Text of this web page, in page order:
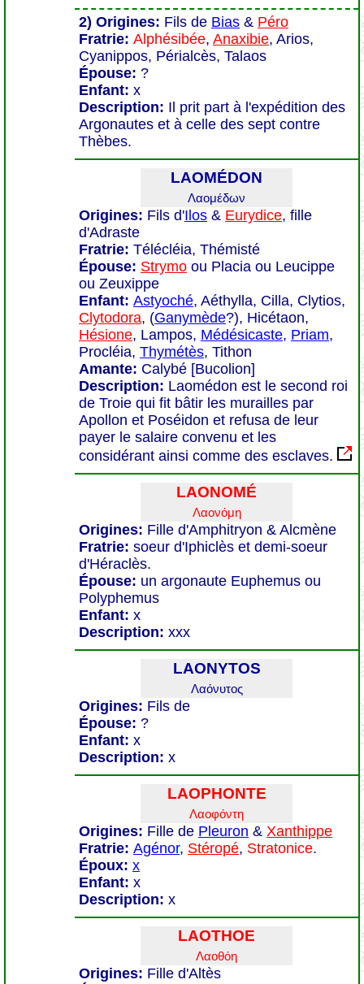
2) Origines: Fils de Bias & Péro
Fratrie: Alphésibée, Anaxibie, Arios,
Cyanippos, Périalcès, Talaos
Épouse: ?
Enfant: x
Description: Il prit part à l'expédition des
Argonautes et à celle des sept contre
Thèbes.
LAOMÉDON
Λαομέδων
Origines: Fils d'Ilos & Eurydice, fille
d'Adraste
Fratrie: Télécléia, Thémisté
Épouse: Strymo ou Placia ou Leucippe
ou Zeuxippe
Enfant: Astyoché, Aéthylla, Cilla, Clytios,
Clytodora, (Ganymède?), Hicétaon,
Hésione, Lampos, Médésicaste, Priam,
Procléia, Thymétès, Tithon
Amante: Calybé [Bucolion]
Description: Laomédon est le second roi
de Troie qui fit bâtir les murailles par
Apollon et Poséidon et refusa de leur
payer le salaire convenu et les
considérant ainsi comme des esclaves.
LAONOMÉ
Λαονόμη
Origines: Fille d'Amphitryon & Alcmène
Fratrie: soeur d'Iphiclès et demi-soeur
d'Héraclès.
Épouse: un argonaute Euphemus ou
Polyphemus
Enfant: x
Description: xxx
LAONYTOS
Λαόνυτος
Origines: Fils de
Épouse: ?
Enfant: x
Description: x
LAOPHONTE
Λαοφόντη
Origines: Fille de Pleuron & Xanthippe
Fratrie: Agénor, Stéropé, Stratonice.
Époux: x
Enfant: x
Description: x
LAOTHOE
Λαοθόη
Origines: Fille d'Altès